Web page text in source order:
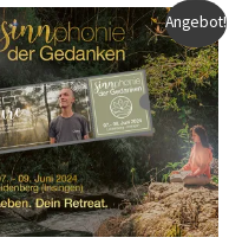
Angebot!
Preis
war:
499,00 €
Aktueller
Preis
ist:
299,00 €.